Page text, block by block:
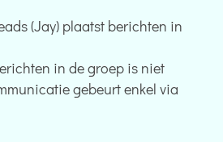
(Jay) plaatst berichten in
in de groep is niet
gebeurt enkel via